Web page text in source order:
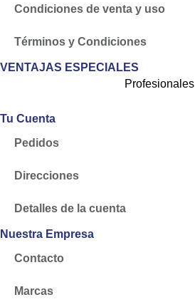
Condiciones de venta y uso
Términos y Condiciones
VENTAJAS ESPECIALES
Profesionales
Tu Cuenta
Pedidos
Direcciones
Detalles de la cuenta
Nuestra Empresa
Contacto
Marcas